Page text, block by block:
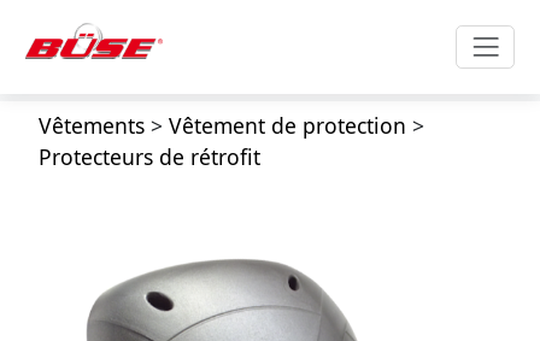
Vêtements> Vêtement de protection >
Protecteurs de rétrofit